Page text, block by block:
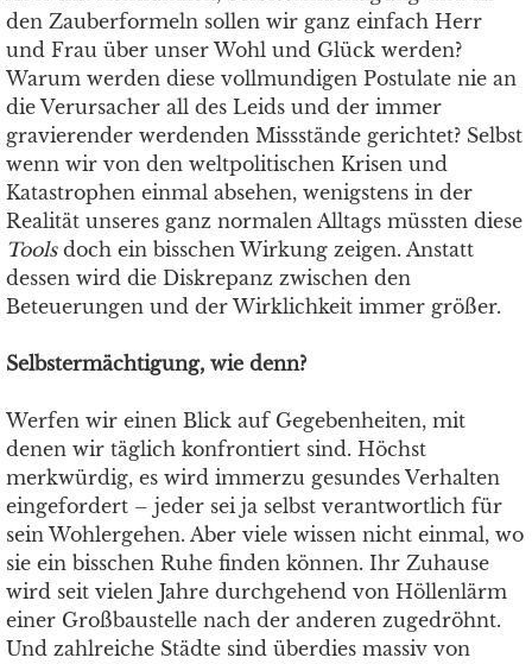
den Zauberformeln sollen wir ganz einfach Herr
und Frau über unser Wohl und Glück werden?
Warum werden diese vollmundigen Postulate nie an
die Verursacher all des Leids und der immer
gravierender werdenden Missstände gerichtet? Selbst
wenn wir von den weltpolitischen Krisen und
Katastrophen einmal absehen, wenigstens in der
Realität unseres ganz normalen Alltags müssten diese
Toolsdoch ein bisschen Wirkung zeigen. Anstatt
dessen wird die Diskrepanz zwischen den
Beteuerungen und der Wirklichkeit immer größer.
Selbstermächtigung, wie denn?
Werfen wir einen Blick auf Gegebenheiten, mit
denen wir täglich konfrontiert sind. Höchst
merkwürdig, es wird immerzu gesundes Verhalten
eingefordert – jeder sei ja selbst verantwortlich für
sein Wohlergehen. Aber viele wissen nicht einmal, wo
sie ein bisschen Ruhe finden können. Ihr Zuhause
wird seit vielen Jahre durchgehend von Höllenlärm
einer Großbaustelle nach der anderen zugedröhnt.
Und zahlreiche Städte sind überdies massiv von